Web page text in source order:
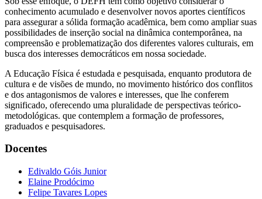
conhecimento acumulado e desenvolver novos aportes científicos
para assegurar a sólida formação acadêmica, bem como ampliar suas
possibilidades de inserção social na dinâmica contemporânea, na
compreensão e problematização dos diferentes valores culturais, em
busca dos interesses democráticos em nossa sociedade.
A Educação Física é estudada e pesquisada, enquanto produtora de
cultura e de visões de mundo, no movimento histórico dos conflitos
e dos antagonismos de valores e interesses, que lhe conferem
significado, oferecendo uma pluralidade de perspectivas teórico-
metodológicas. que contemplem a formação de professores,
graduados e pesquisadores.
Docentes
Edivaldo Góis Junior
Elaine Prodócimo
Felipe Tavares Lopes